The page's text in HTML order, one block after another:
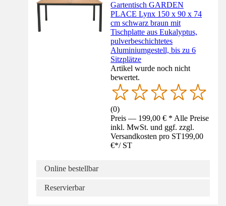
Gartentisch GARDEN
PLACE Lynx 150 x 90 x 74
cm schwarz braun mit
Tischplatte aus Eukalyptus,
pulverbeschichtetes
Aluminiumgestell, bis zu 6
Sitzplätze
Artikel wurde noch nicht
bewertet.
(0)
Preis — 199,00 € * Alle Preise
inkl. MwSt. und ggf. zzgl.
Versandkosten pro ST199,00
€*/ ST
Online bestellbar
Reservierbar